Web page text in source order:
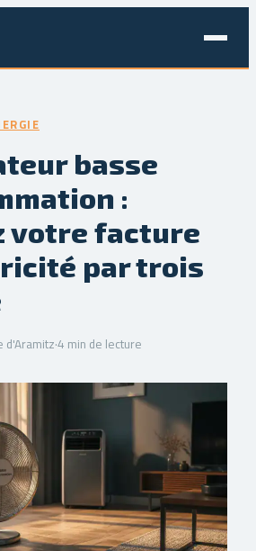
basse
:
votre facture
par trois
d'Aramitz·4 min de lecture